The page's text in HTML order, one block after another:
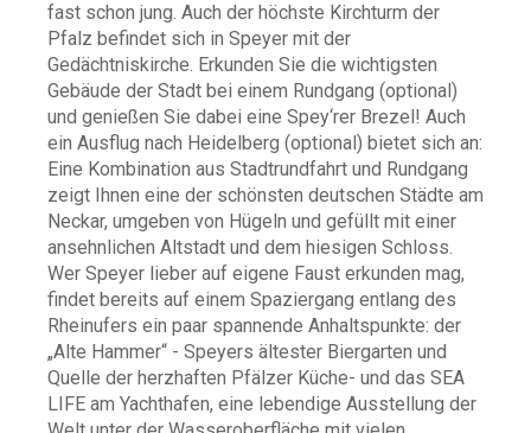
fast schon jung. Auch der höchste Kirchturm der
Pfalz befindet sich in Speyer mit der
Gedächtniskirche. Erkunden Sie die wichtigsten
Gebäude der Stadt bei einem Rundgang (optional)
und genießen Sie dabei eine Spey‘rer Brezel! Auch
ein Ausflug nach Heidelberg (optional) bietet sich an:
Eine Kombination aus Stadtrundfahrt und Rundgang
zeigt Ihnen eine der schönsten deutschen Städte am
Neckar, umgeben von Hügeln und gefüllt mit einer
ansehnlichen Altstadt und dem hiesigen Schloss.
Wer Speyer lieber auf eigene Faust erkunden mag,
findet bereits auf einem Spaziergang entlang des
Rheinufers ein paar spannende Anhaltspunkte: der
„Alte Hammer“ - Speyers ältester Biergarten und
Quelle der herzhaften Pfälzer Küche- und das SEA
LIFE am Yachthafen, eine lebendige Ausstellung der